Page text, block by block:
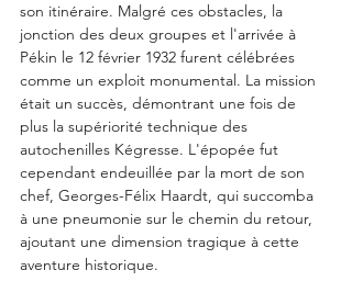
son itinéraire. Malgré ces obstacles, la
jonction des deux groupes et l'arrivée à
Pékin le 12 février 1932 furent célébrées
comme un exploit monumental. La mission
était un succès, démontrant une fois de
plus la supériorité technique des
autochenilles Kégresse. L'épopée fut
cependant endeuillée par la mort de son
chef, Georges-Félix Haardt, qui succomba
à une pneumonie sur le chemin du retour,
ajoutant une dimension tragique à cette
aventure historique.